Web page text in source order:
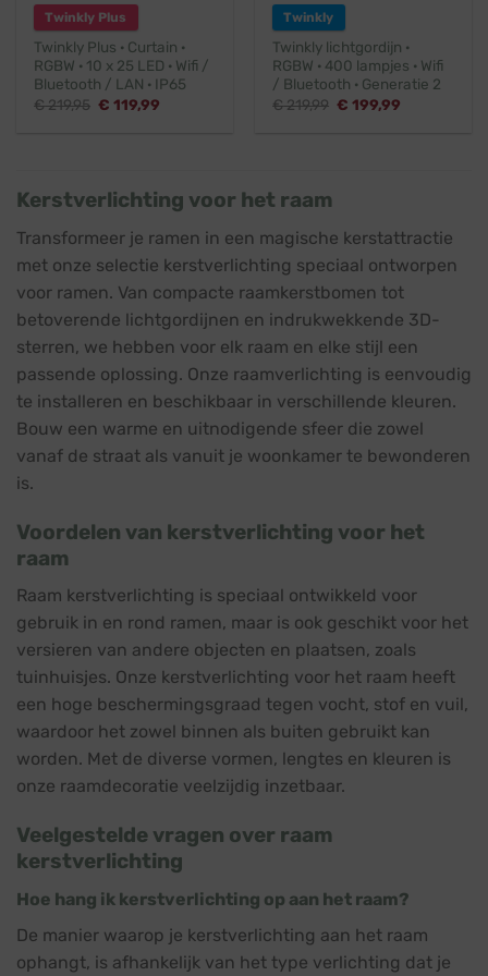
Twinkly Plus
Twinkly Plus · Curtain ·
RGBW · 10 x 25 LED · Wifi /
Bluetooth / LAN · IP65
€219,95 Oorspronkelijke
€ 119,99
Twinkly
Twinkly lichtgordijn ·
RGBW · 400 lampjes · Wifi
/ Bluetooth · Generatie 2
€219,99 Oorspronkelijke
€ 199,99
Kerstverlichting voor het raam
Transformeer je ramen in een magische kerstattractie
met onze selectie kerstverlichting speciaal ontworpen
voor ramen. Van compacte raamkerstbomen tot
betoverende lichtgordijnen en indrukwekkende 3D-
sterren, we hebben voor elk raam en elke stijl een
passende oplossing. Onze raamverlichting is eenvoudig
te installeren en beschikbaar in verschillende kleuren.
Bouw een warme en uitnodigende sfeer die zowel
vanaf de straat als vanuit je woonkamer te bewonderen
is.
Voordelen van kerstverlichting voor het
raam
Raam kerstverlichting is speciaal ontwikkeld voor
gebruik in en rond ramen, maar is ook geschikt voor het
versieren van andere objecten en plaatsen, zoals
tuinhuisjes. Onze kerstverlichting voor het raam heeft
een hoge beschermingsgraad tegen vocht, stof en vuil,
waardoor het zowel binnen als buiten gebruikt kan
worden. Met de diverse vormen, lengtes en kleuren is
onze raamdecoratie veelzijdig inzetbaar.
Veelgestelde vragen over raam
kerstverlichting
Hoe hang ik kerstverlichting op aan het raam?
De manier waarop je kerstverlichting aan het raam
ophangt, is afhankelijk van het type verlichting dat je